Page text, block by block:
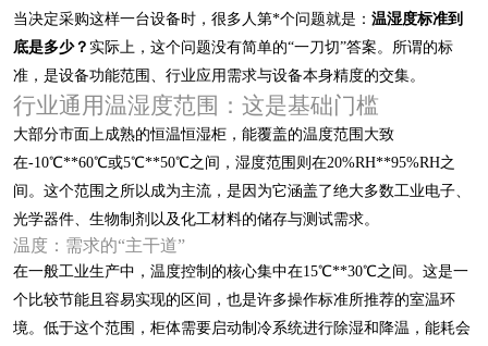
当决定采购这样一台设备时，很多人第*个问题就是： 温湿度标准到
底是多少？ 实际上，这个问题没有简单的“一刀切”答案。所谓的标
准，是设备功能范围、行业应用需求与设备本身精度的交集。
行业通用温湿度范围：这是基础门槛
大部分市面上成熟的恒温恒湿柜，能覆盖的温度范围大致
在-10℃**60℃或5℃**50℃之间，湿度范围则在20%RH**95%RH之
间。这个范围之所以成为主流，是因为它涵盖了绝大多数工业电子、
光学器件、生物制剂以及化工材料的储存与测试需求。
温度：需求的“主干道”
在一般工业生产中，温度控制的核心集中在15℃**30℃之间。这是一
个比较节能且容易实现的区间，也是许多操作标准所推荐的室温环
境。低于这个范围，柜体需要启动制冷系统进行除湿和降温，能耗会